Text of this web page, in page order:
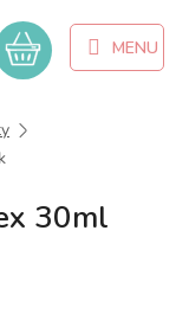
Nákupní
košík
30ml